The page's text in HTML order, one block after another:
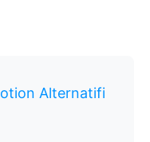
Alternatifi